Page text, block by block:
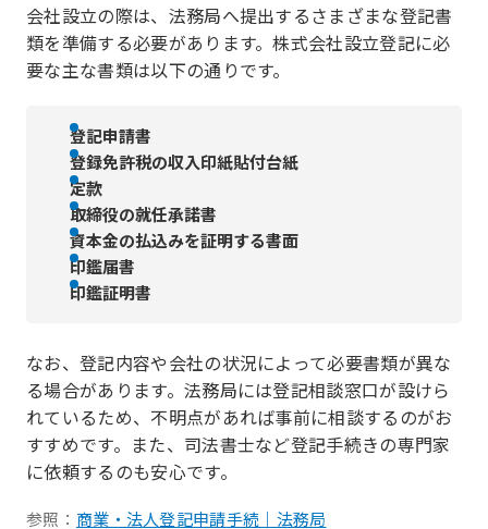
会社設立の際は、法務局へ提出するさまざまな登記書
類を準備する必要があります。株式会社設立登記に必
要な主な書類は以下の通りです。
登記申請書
登録免許税の収入印紙貼付台紙
定款
取締役の就任承諾書
資本金の払込みを証明する書面
印鑑届書
印鑑証明書
なお、登記内容や会社の状況によって必要書類が異な
る場合があります。法務局には登記相談窓口が設けら
れているため、不明点があれば事前に相談するのがお
すすめです。また、司法書士など登記手続きの専門家
に依頼するのも安心です。
参照： 商業・法人登記申請手続｜法務局